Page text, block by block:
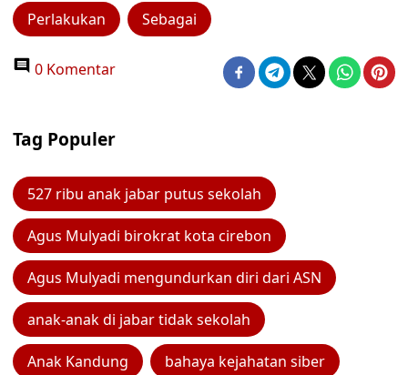
Perlakukan Sebagai
0 Komentar
Tag Populer
527 ribu anak jabar putus sekolah
Agus Mulyadi birokrat kota cirebon
Agus Mulyadi mengundurkan diri dari ASN
anak-anak di jabar tidak sekolah
Anak Kandung bahaya kejahatan siber